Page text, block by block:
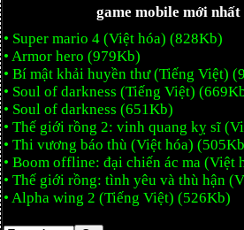
game mobile mới
• Super mario 4 (Việt hóa) (828Kb)
• Armor hero (979Kb)
• Bí mật khải huyền thư (Tiếng Việt)
• Soul of darkness (Tiếng Việt)
• Soul of darkness (651Kb)
• Thế giới rồng 2: vinh quang kỵ sĩ
• Thi vương báo thù (Việt hóa)
• Boom offline: đại chiến ác ma (Việt
• Thế giới rồng: tình yêu và thù hận
• Alpha wing 2 (Tiếng Việt) (526Kb)